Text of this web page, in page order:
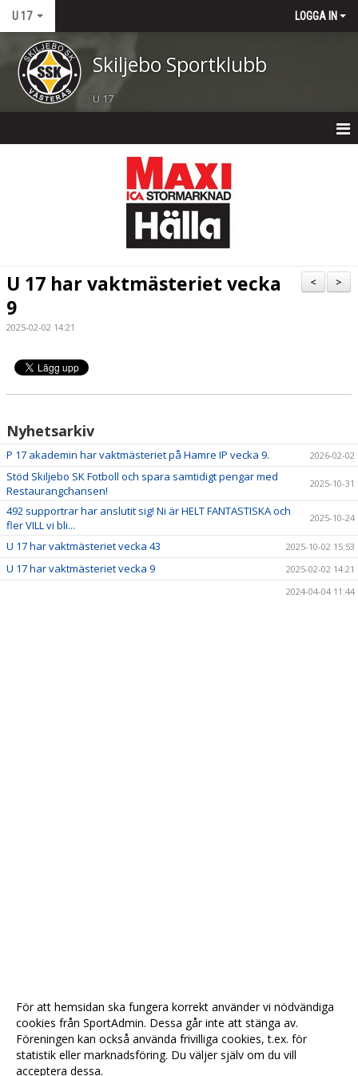
U 17 LOGGA IN
Skiljebo Sportklubb
U 17
TRUPPEN
BILDGALLERI
DOKUMENT
>
<
U 17 har vaktmästeriet vecka
9
2025-02-02 14:21
Nyhetsarkiv
P 17 akademin har vaktmästeriet på Hamre IP vecka 9. 2026-02-02
Stöd Skiljebo SK Fotboll och spara samtidigt pengar med
Restaurangchansen!
2025-10-31
492 supportrar har anslutit sig! Ni är HELT FANTASTISKA och
fler VILL vi bli...
2025-10-24
U 17 har vaktmästeriet vecka 43 2025-10-02 15:53
U 17 har vaktmästeriet vecka 9
2025-02-02 14:21
2024-04-04 11:44
För att hemsidan ska fungera korrekt använder vi nödvändiga
cookies från SportAdmin. Dessa går inte att stänga av.
Föreningen kan också använda frivilliga cookies, t.ex. för
statistik eller marknadsföring. Du väljer själv om du vill
acceptera dessa.